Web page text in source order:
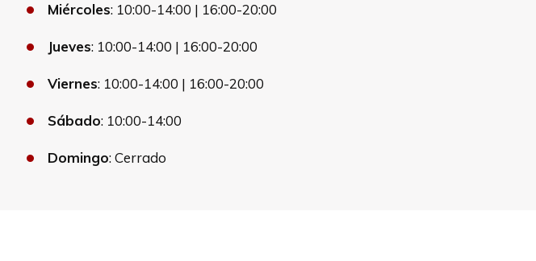
Miércoles: 10:00-14:00 | 16:00-20:00
Jueves: 10:00-14:00 | 16:00-20:00
Viernes: 10:00-14:00 | 16:00-20:00
Sábado: 10:00-14:00
Domingo: Cerrado